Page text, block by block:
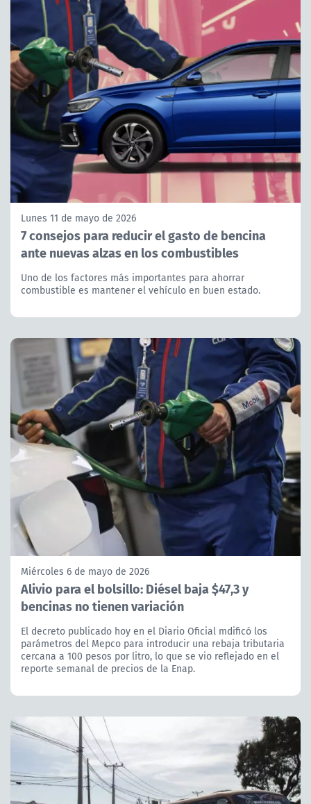
Lunes 11 de mayo de 2026
7 consejos para reducir el gasto de bencina
ante nuevas alzas en los combustibles
Uno de los factores más importantes para ahorrar
combustible es mantener el vehículo en buen estado.
Miércoles 6 de mayo de 2026
Alivio para el bolsillo: Diésel baja $47,3 y
bencinas no tienen variación
El decreto publicado hoy en el Diario Oficial mdificó los
parámetros del Mepco para introducir una rebaja tributaria
cercana a 100 pesos por litro, lo que se vio reflejado en el
reporte semanal de precios de la Enap.